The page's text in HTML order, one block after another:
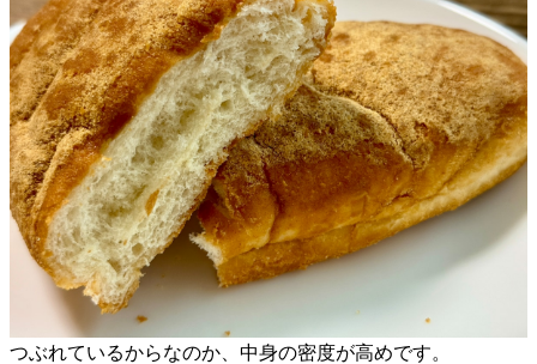
つぶれているからなのか、中身の密度が高めです。